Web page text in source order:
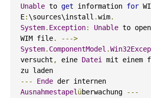
Unable to get information for
E:\sources\install .wim.
System. Exception: Unable to
WIM file.
--->
System. ComponentModel .
versucht , eine Datei mit einem
---
Ende
Ausnahmestapel überwachung
---